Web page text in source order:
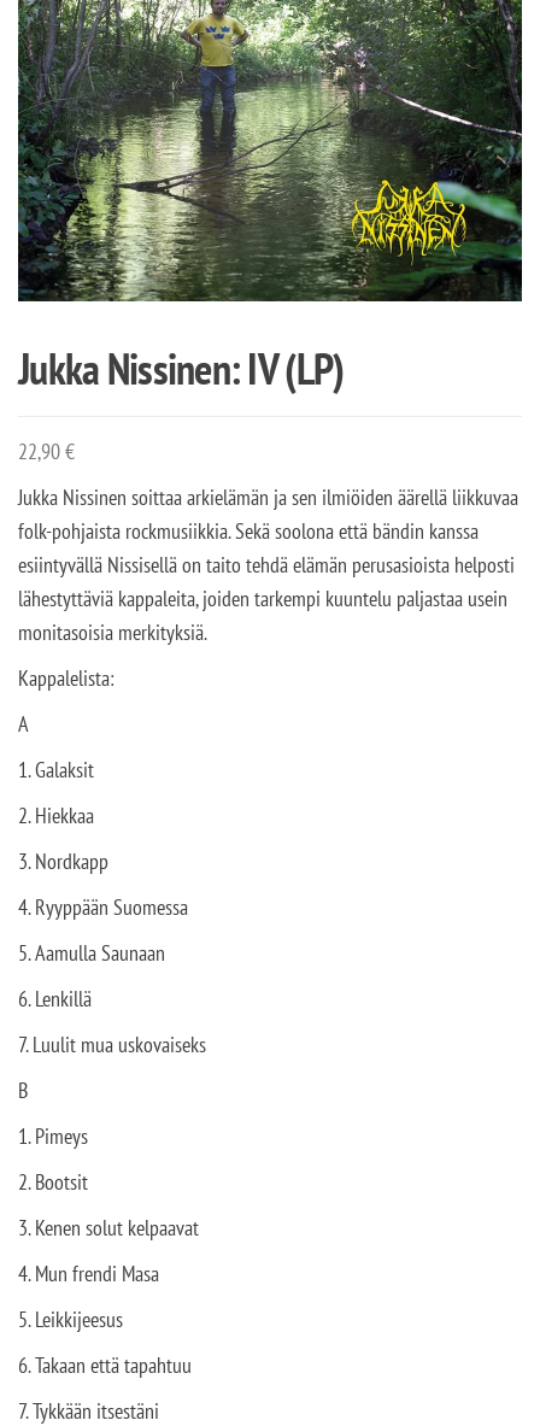
Jukka Nissinen: IV (LP)
22,90€
Jukka Nissinen soittaa arkielämän ja sen ilmiöiden äärellä liikkuvaa
folk-pohjaista rockmusiikkia. Sekä soolona että bändin kanssa
esiintyvällä Nissisellä on taito tehdä elämän perusasioista helposti
lähestyttäviä kappaleita, joiden tarkempi kuuntelu paljastaa usein
monitasoisia merkityksiä.
Kappalelista:
A
1. Galaksit
2. Hiekkaa
3. Nordkapp
4. Ryyppään Suomessa
5. Aamulla Saunaan
6. Lenkillä
7. Luulit mua uskovaiseks
B
1. Pimeys
2. Bootsit
3. Kenen solut kelpaavat
4. Mun frendi Masa
5. Leikkijeesus
6. Takaan että tapahtuu
7. Tykkään itsestäni